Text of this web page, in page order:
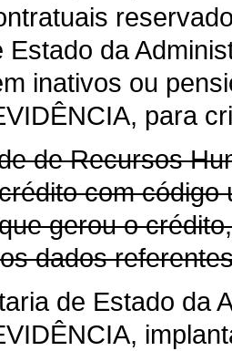
Estado da
inativos ou
para
de Recursos
com
gerou o
dados
de Estado da